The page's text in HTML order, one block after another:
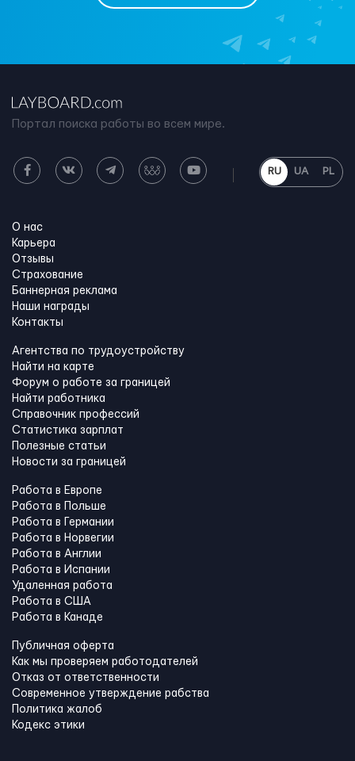
Портал поиска работы во всем мире.
RU UA PL
О нас
Карьера
Отзывы
Страхование
Баннерная реклама
Наши награды
Контакты
Агентства по трудоустройству
Найти на карте
Форум о работе за границей
Найти работника
Справочник профессий
Статистика зарплат
Полезные статьи
Новости за границей
Работа в Европе
Работа в Польше
Работа в Германии
Работа в Норвегии
Работа в Англии
Работа в Испании
Удаленная работа
Работа в США
Работа в Канадe
Публичная оферта
Как мы проверяем работодателей
Отказ от ответственности
Современное утверждение рабства
Политика жалоб
Кодекс этики